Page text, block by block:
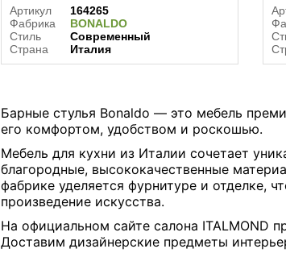
Артикул
164265
Фабрика
BONALDO
Стиль
Современный
Страна
Италия
Барные стулья Bonaldo — это мебель
его комфортом, удобством и роскошью.
Мебель для кухни из Италии сочетает
благородные, высококачественные
фабрике уделяется фурнитуре и отделке,
произведение искусства.
На официальном сайте салона ITALMOND
Доставим дизайнерские предметы